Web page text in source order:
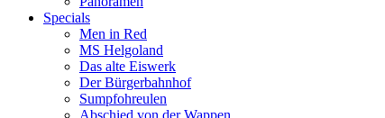
Specials
Men in Red
MS Helgoland
Das alte Eiswerk
Der Bürgerbahnhof
Sumpfohreulen
Abschied von der Wappen